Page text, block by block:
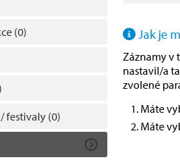
(0)
festivaly (0)
Jak je
Záznamy v
nastavil/a
zvolené
Máte
Máte